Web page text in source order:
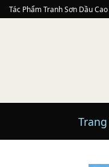
Skip
to
Tác Phẩm Tranh Sơn Dầu